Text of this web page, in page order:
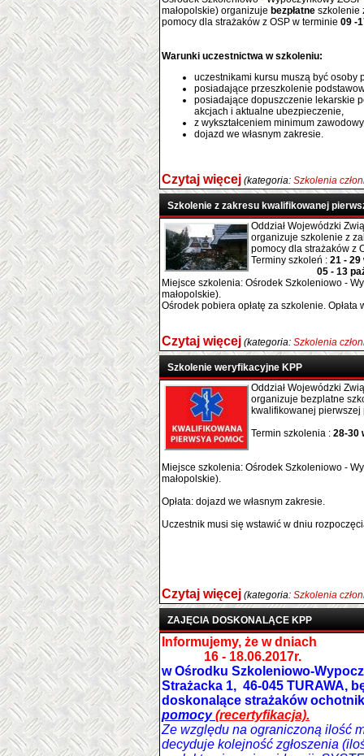
małopolskie) organizuje bezpłatne szkolenie
pomocy dla strażaków z OSP w terminie 09 -
Warunki uczestnictwa w szkoleniu:
uczestnikami kursu muszą być osoby
posiadające przeszkolenie
posiadające dopuszczenie lekarskie
akcjach i aktualne ubezpieczenie,
z wykształceniem minimum
dojazd we własnym zakresie.
Czytaj więcej (kategoria: Szkolenia
Szkolenie z zakresu kwalifikowanej
Oddział Wojewódzki
organizuje szkolenie z
pomocy dla strażaków z
Terminy szkoleń : 21 - 29
05 - 13
Miejsce szkolenia: Ośrodek Szkoleniowo -
małopolskie).
Ośrodek pobiera opłatę za szkolenie. Opłata
Czytaj więcej (kategoria: Szkolenia
Szkolenie weryfikacyjne KPP
Oddział Wojewódzki
organizuje bezplatne
kwalifikowanej pierwszej
Termin szkolenia : 28-30
Miejsce szkolenia: Ośrodek Szkoleniowo -
małopolskie).
Opłata: dojazd we własnym zakresie.
Uczestnik musi się wstawić w dniu
Czytaj więcej (kategoria: Szkolenia
ZAJĘCIA DOSKONALĄCE KPP
Informujemy, że w dniach
16 - 18.06.2017r.
wOśrodku Szkoleniowo-
Strażacka 1, 46-045 TURAWA,
doskonalące strażaków
pomocy(recertyfikacja).
Ze względu na ograniczoną ilość
decyduje kolejność zgłoszenia